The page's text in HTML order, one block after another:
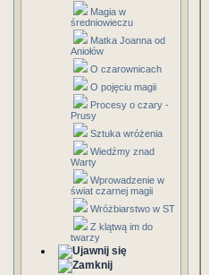
Magia w
średniowieczu
Matka Joanna od
Aniołów
O czarownicach
O pojęciu magii
Procesy o czary -
Prusy
Sztuka wróżenia
Wiedźmy znad
Warty
Wprowadzenie w
świat czarnej magii
Wróżbiarstwo w ST
Z klątwą im do
twarzy